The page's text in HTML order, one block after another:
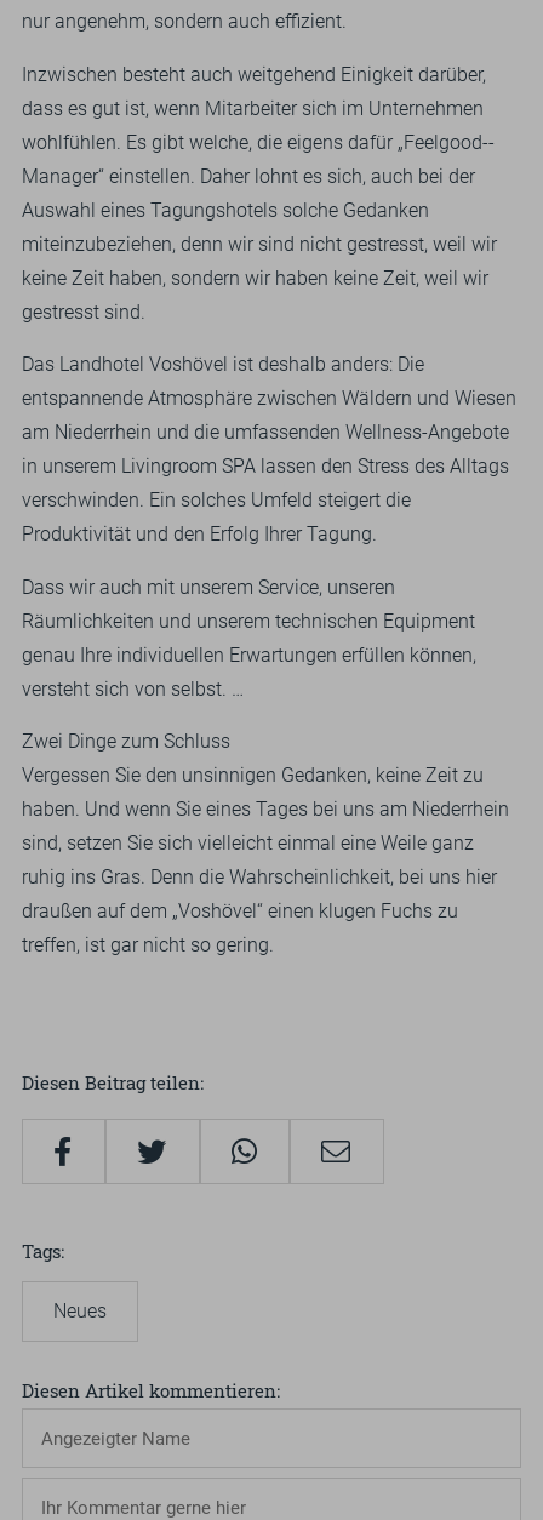
nur angenehm, sondern auch effizient.
Inzwischen besteht auch weitgehend Einigkeit darüber,
dass es gut ist, wenn Mitarbeiter sich im Unternehmen
wohlfühlen. Es gibt welche, die eigens dafür „Feelgood-­
Manager“ einstellen. Daher lohnt es sich, auch bei der
Auswahl eines Tagungshotels solche Gedanken
miteinzubeziehen, denn wir sind nicht gestresst, weil wir
keine Zeit haben, sondern wir haben keine Zeit, weil wir
gestresst sind.
Das Landhotel Voshövel ist deshalb anders: Die
entspannende Atmosphäre zwischen Wäldern und Wiesen
am Niederrhein und die umfassenden Wellness-Angebote
in unserem Livingroom SPA lassen den Stress des Alltags
verschwinden. Ein solches Umfeld steigert die
Produktivität und den Erfolg Ihrer Tagung.
Dass wir auch mit unserem Service, unseren
Räumlichkeiten und unserem technischen Equipment
genau Ihre individuellen Erwartungen erfüllen können,
versteht sich von selbst. …
Zwei Dinge zum Schluss
Vergessen Sie den unsinnigen Gedanken, keine Zeit zu
haben. Und wenn Sie eines Tages bei uns am Niederrhein
sind, setzen Sie sich vielleicht einmal eine Weile ganz
ruhig ins Gras. Denn die Wahrscheinlichkeit, bei uns hier
draußen auf dem „Voshövel“ einen klugen Fuchs zu
treffen, ist gar nicht so gering.
Diesen Beitrag teilen
Tags
Neues
Diesen Artikel kommentieren